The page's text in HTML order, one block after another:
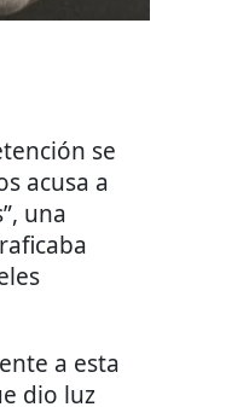
se
acusa a
una
a esta
dio luz